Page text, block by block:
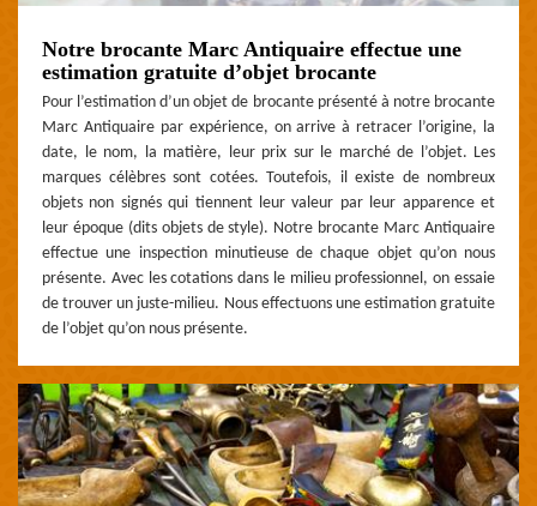
Notre brocante Marc Antiquaire effectue une
estimation gratuite d’objet brocante
Pour l’estimation d’un objet de brocante présenté à notre brocante
Marc Antiquaire par expérience, on arrive à retracer l’origine, la
date, le nom, la matière, leur prix sur le marché de l’objet. Les
marques célèbres sont cotées. Toutefois, il existe de nombreux
objets non signés qui tiennent leur valeur par leur apparence et
leur époque (dits objets de style). Notre brocante Marc Antiquaire
effectue une inspection minutieuse de chaque objet qu’on nous
présente. Avec les cotations dans le milieu professionnel, on essaie
de trouver un juste-milieu. Nous effectuons une estimation gratuite
de l’objet qu’on nous présente.